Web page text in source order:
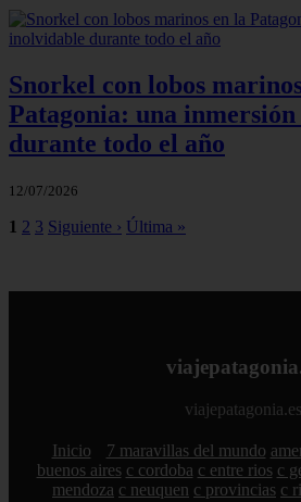
Snorkel con lobos
Patagonia: una
durante todo el año
12/07/2026
1 2 3 Siguiente › Última »
viajepatagonia.es
Inicio 7 maravillas del mundo
buenos aires c cordoba c entre rios c
mendoza c neuquen c provincias c